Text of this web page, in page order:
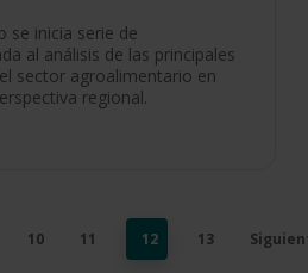
se inicia serie de
al análisis de las principales
sector agroalimentario en
regional.
10 11 12 13